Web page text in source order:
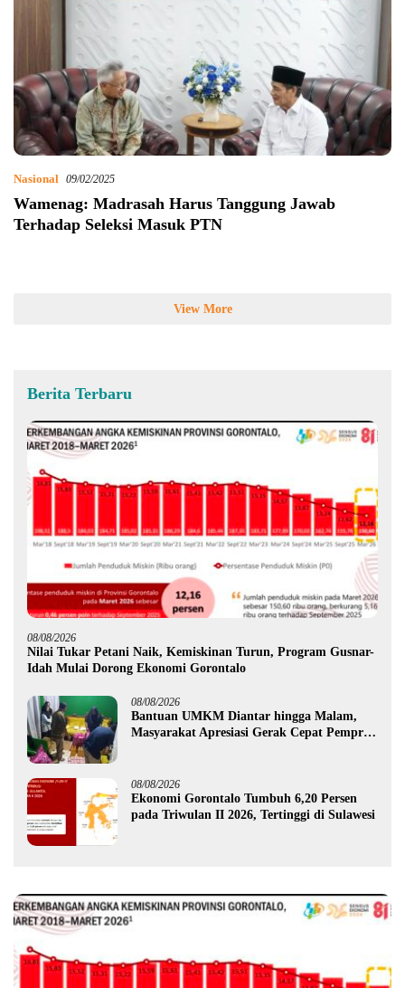
Nasional 09/02/2025
Wamenag: Madrasah Harus Tanggung Jawab
Terhadap Seleksi Masuk PTN
View More
Berita Terbaru
08/08/2026
Nilai Tukar Petani Naik, Kemiskinan Turun, Program Gusnar-
Idah Mulai Dorong Ekonomi Gorontalo
08/08/2026
Bantuan UMKM Diantar hingga Malam,
Masyarakat Apresiasi Gerak Cepat Pemprov
08/08/2026
Ekonomi Gorontalo Tumbuh 6,20 Persen
pada Triwulan II 2026, Tertinggi di Sulawesi